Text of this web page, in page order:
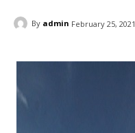
By admin February 25, 2021